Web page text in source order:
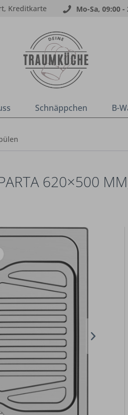
Kreditkarte Mo-Sa, 09:00 -
Schnäppchen B-
620×500